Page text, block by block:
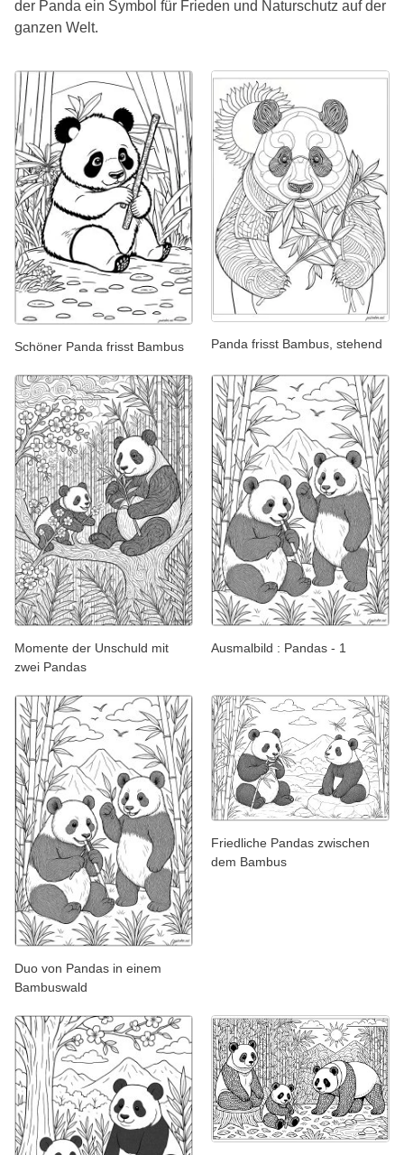
der Panda ein Symbol für Frieden und Naturschutz auf der
ganzen Welt.
Schöner Panda frisst Bambus Panda frisst Bambus, stehend
Momente der Unschuld mit
zwei Pandas
Ausmalbild : Pandas - 1
Duo von Pandas in einem
Bambuswald
Friedliche Pandas zwischen
dem Bambus